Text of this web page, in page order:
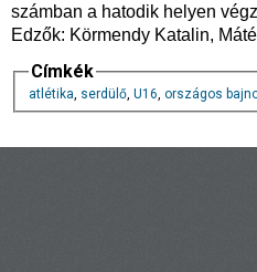
számban a hatodik helyen
Edzők: Körmendy Katalin,
Címkék
atlétika, serdülő, U16, országos